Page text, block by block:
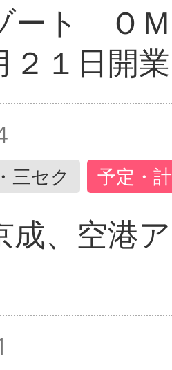
ート Ｏ
１日開業
三セク 予定・
成、空港